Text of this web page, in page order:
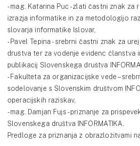
- mag. Katarina Puc - zlati častni znak za
izrazja informatike in za metodologijo
slovarja informatike Islovar,
- Pavel Tepina - srebrni častni znak za
društva ter za vodenje evidenc članstva
publikacij Slovenskega društva
- Fakulteta za organizacijske vede –
sodelovanje s Slovenskim društvom
operacijskih raziskav,
- mag. Damjan Fujs - priznanje za
Slovenskega društva INFORMATIKA.
Predloge za priznanja z obrazložitvami